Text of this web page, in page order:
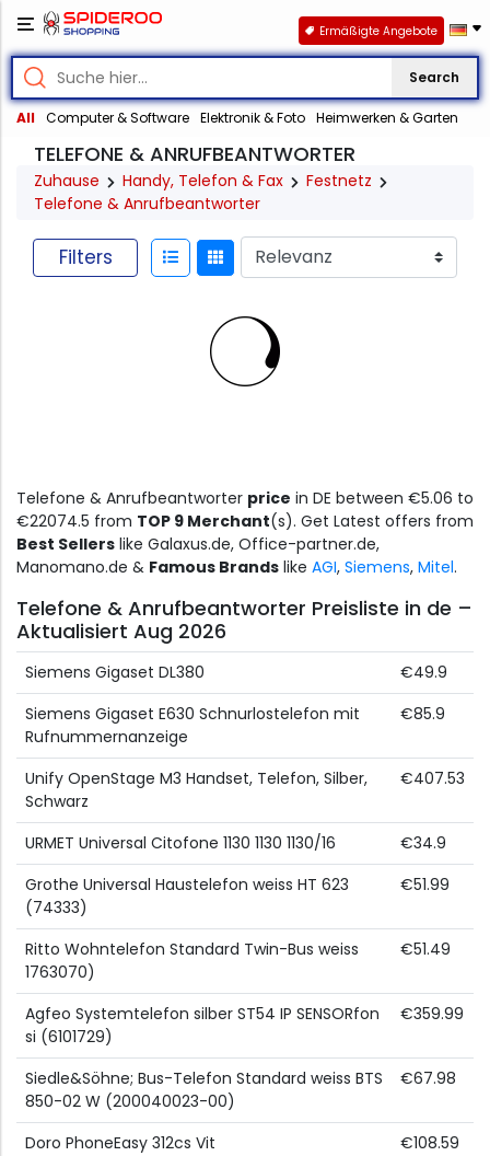
Search
All Computer & Software Elektronik & Foto Heimwerken & Garten
Ermäßigte Angebote
TELEFONE & ANRUFBEANTWORTER
Zuhause Handy, Telefon & Fax
Festnetz
Telefone & Anrufbeantworter
Filters
Telefone & Anrufbeantworter price in DE between €5.06 to
€22074.5 from TOP 9 Merchant(s). Get Latest offers from
Best Sellers like Galaxus.de, Office-partner.de,
Manomano.de & Famous Brands like AGI, Siemens, Mitel.
Telefone & Anrufbeantworter Preisliste in de –
Aktualisiert Aug 2026
Siemens Gigaset DL380
€49.9
Siemens Gigaset E630 Schnurlostelefon mit
Rufnummernanzeige
€85.9
Unify OpenStage M3 Handset, Telefon, Silber,
Schwarz
€407.53
URMET Universal Citofone 1130 1130 1130/16
€34.9
Grothe Universal Haustelefon weiss HT 623
(74333)
€51.99
Ritto Wohntelefon Standard Twin-Bus weiss
1763070)
€51.49
Agfeo Systemtelefon silber ST54 IP SENSORfon
si (6101729)
€359.99
Siedle&Söhne; Bus-Telefon Standard weiss BTS
850-02 W (200040023-00)
€67.98
Doro PhoneEasy 312cs Vit
€108.59